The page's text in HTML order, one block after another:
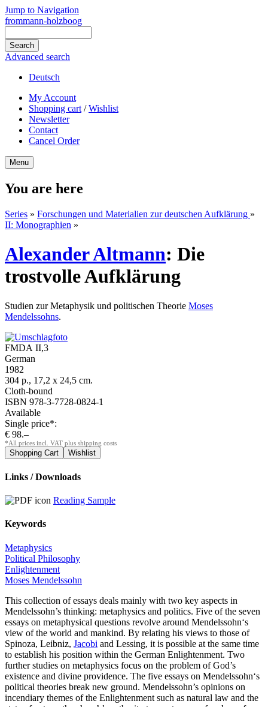
Jump to Navigation
frommann-holzboog
Advanced search
Deutsch
My Account
Shopping cart /Wishlist
Newsletter
Contact
Cancel Order
Menu
You are here
Series » Forschungen und Materialien zur deutschen Aufklärung »
II: Monographien »
Alexander Altmann: Die
trostvolle Aufklärung
Studien zur Metaphysik und politischen Theorie Moses
Mendelssohns.
FMDA II,3
German
1982
304 p., 17,2 x 24,5 cm.
Cloth-bound
ISBN 978-3-7728-0824-1
Available
Single price*:
€ 98.–
*All prices incl. VAT plus shipping costs
Links / Downloads
Reading Sample
Keywords
Metaphysics
Political Philosophy
Enlightenment
Moses Mendelssohn
This collection of essays deals mainly with two key aspects in
Mendelssohn’s thinking: metaphysics and politics. Five of the seven
essays on metaphysical questions revolve around Mendelssohn‘s
view of the world and mankind. By relating his views to those of
Spinoza, Leibniz, Jacobi and Lessing, it is possible at the same time
to establish his position within the German Enlightenment. Two
further studies on metaphysics focus on the problem of God’s
existence and divine providence. The five essays on Mendelssohn‘s
political theories break new ground. Mendelssohn’s opinions on
incendiary themes of the Enlightenment such as natural law and the